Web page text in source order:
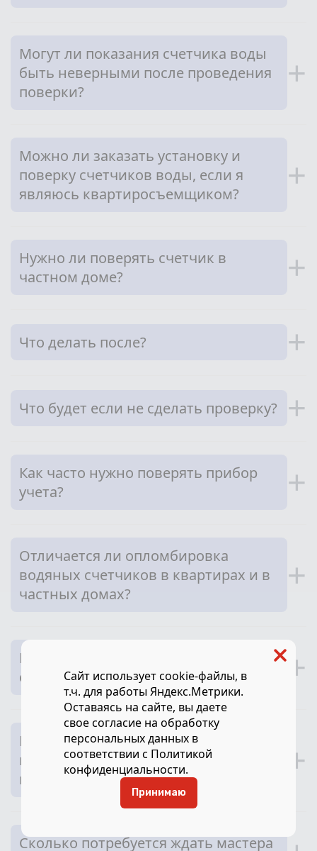
Могут ли показания счетчика воды
быть неверными после проведения
поверки?
+
Можно ли заказать установку и
поверку счетчиков воды, если я
являюсь квартиросъемщиком?
+
Нужно ли поверять счетчик в
частном доме?
+
Что делать после? +
Что будет если не сделать проверку? +
Как часто нужно поверять прибор
учета?
+
Отличается ли опломбировка
водяных счетчиков в квартирах и в
частных домах?
+
Как правильно выбрать счетчик для
самостоятельной установки?
+
Почему нельзя самостоятельно
пломбировать счетчик или убирать
пломбу?
+
Сколько потребуется ждать мастера
Сайт использует cookie-файлы, в
т.ч. для работы Яндекс.Метрики.
Оставаясь на сайте, вы даете
своесогласие на обработку
персональных данных в
соответствии с Политикой
конфиденциальности.
Принимаю